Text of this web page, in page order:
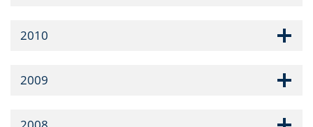
2010
2009